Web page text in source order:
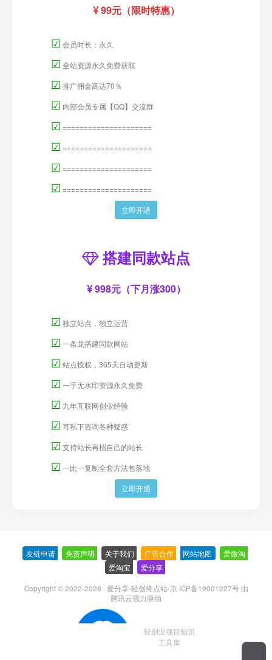
99元（限时特惠）
☑ 会员时长：永久
☑ 全站资源永久免费获取
☑ 推广佣金高达70％
☑ 内部会员专属【QQ】交流群
☑ =====================
☑ =====================
☑ =====================
☑ =====================
立即开通
搭建同款站点
998元（下月涨300）
☑ 独立站点，独立运营
☑ 一条龙搭建同款网站
☑ 站点授权，365天自动更新
☑ 一手无水印资源永久免费
☑ 九年互联网创业经验
☑ 可私下咨询各种疑惑
☑ 支持站长再招自己的站长
☑ 一比一复制全套方法包落地
立即开通
友链申请 免责声明 关于我们 广告合作 网站地图 爱微淘
爱淘宝
爱分享
Copyright © 2022-2026 · 爱分享-轻创终点站-京 ICP备19001227号由
腾讯云强力驱动
轻创业项目知识
工具库